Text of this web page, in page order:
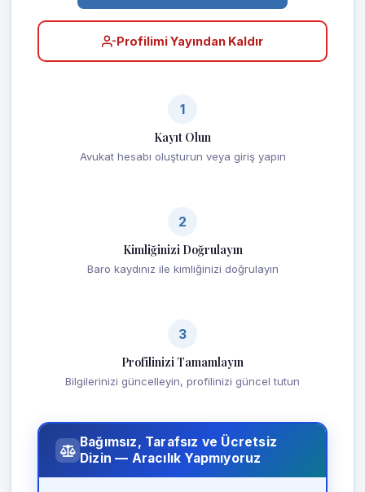
Profilimi Yayından Kaldır
1
Kayıt Olun
Avukat hesabı oluşturun veya giriş yapın
2
Kimliğinizi Doğrulayın
Baro kaydınız ile kimliğinizi doğrulayın
3
Profilinizi Tamamlayın
Bilgilerinizi güncelleyin, profilinizi güncel tutun
Bağımsız, Tarafsız ve Ücretsiz
Dizin — Aracılık Yapmıyoruz